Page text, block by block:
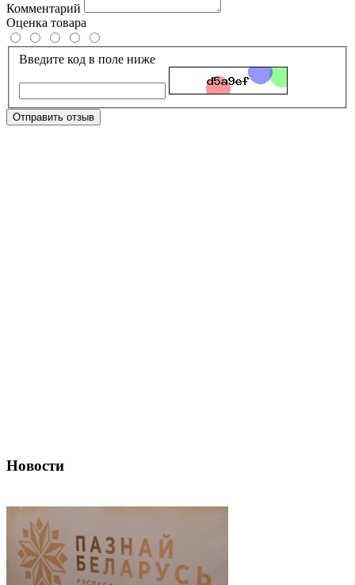
Комментарий
Оценка товара
Введите код в поле ниже
Отправить отзыв
Новости